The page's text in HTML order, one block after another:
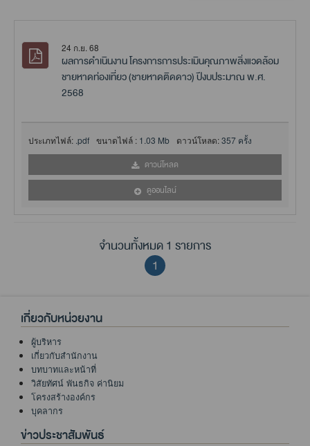
24 ก.ย. 68
ผลการดำเนินงาน โครงการการประเมินคุณภาพสิ่งแวดล้อม
ชายหาดท่องเที่ยว (ชายหาดติดดาว) ปีงบประมาณ พ.ศ.
2568
ประเภทไฟล์: .pdf ขนาดไฟล์ : 1.03 Mb ดาวน์โหลด:357 ครั้ง
ดาวน์โหลด
ดูออนไลน์
จำนวนทั้งหมด 1 รายการ
1
เกี่ยวกับหน่วยงาน
ผู้บริหาร
เกี่ยวกับสำนักงาน
บทบาทและหน้าที่
วิสัยทัศน์ พันธกิจ ค่านิยม
โครงสร้างองค์กร
บุคลากร
ข่าวประชาสัมพันธ์